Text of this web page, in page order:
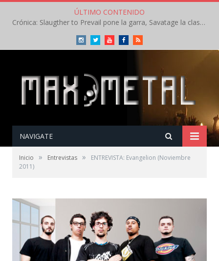
ÚLTIMO CONTENIDO
Crónica: Slaugther to Prevail pone la garra, Savatage la clase en la apertura del Leyendas del Rock – Miércoles – Agosto 2026
InstagramTwitterYoutubeFacebookRSS
NAVIGATE
Inicio » Entrevistas »
ENTREVISTA: Evangelion (Noviembre
2011)